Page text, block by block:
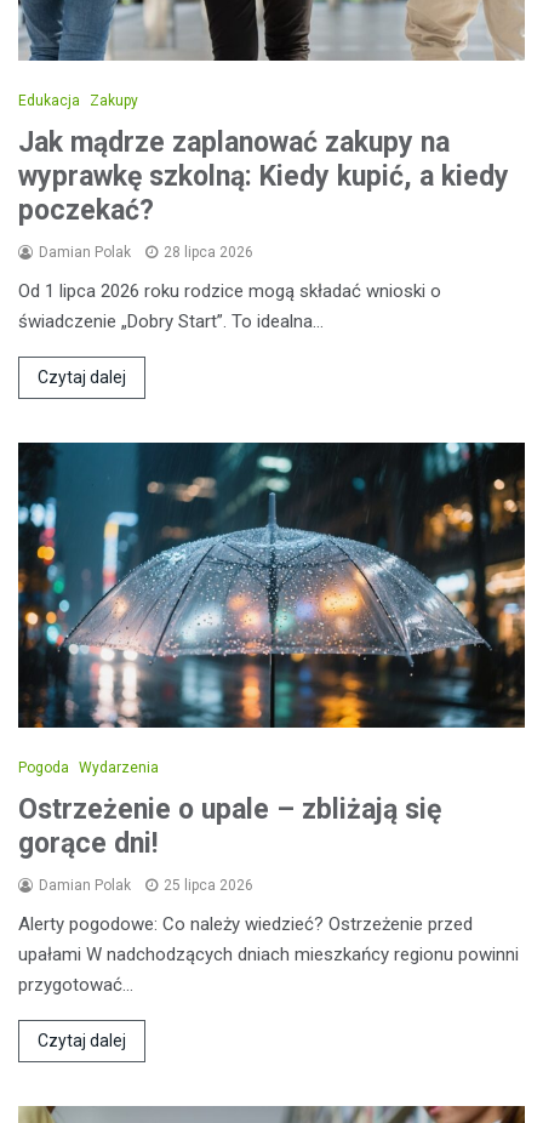
Edukacja Zakupy
Jak mądrze zaplanować zakupy na
wyprawkę szkolną: Kiedy kupić, a kiedy
poczekać?
Damian Polak 28 lipca 2026
Od 1 lipca 2026 roku rodzice mogą składać wnioski o
świadczenie „Dobry Start”. To idealna…
Czytaj dalej
Pogoda Wydarzenia
Ostrzeżenie o upale – zbliżają się
gorące dni!
Damian Polak 25 lipca 2026
Alerty pogodowe: Co należy wiedzieć? Ostrzeżenie przed
upałami W nadchodzących dniach mieszkańcy regionu powinni
przygotować…
Czytaj dalej